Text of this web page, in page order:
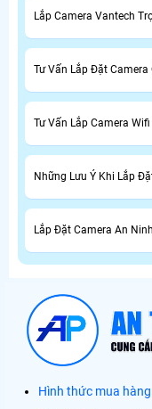
Lắp Camera Vantech
Tư Vấn Lắp Đặt
Tư Vấn Lắp Camera Wifi
Những Lưu Ý Khi Lắp
Lắp Đặt Camera An
Hình thức mua hàng